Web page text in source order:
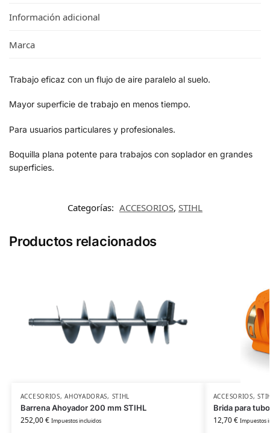
Información adicional
Marca
Trabajo eficaz con un flujo de aire paralelo al suelo.
Mayor superficie de trabajo en menos tiempo.
Para usuarios particulares y profesionales.
Boquilla plana potente para trabajos con soplador en grandes
superficies.
Categorías: ACCESORIOS, STIHL
Productos relacionados
ACCESORIOS,AHOYADORAS, STIHL
Barrena Ahoyador 200 mm STIHL
252,00€ Impuestos incluidos
ACCESORIOS,
Brida para
12,70€ Impuestos